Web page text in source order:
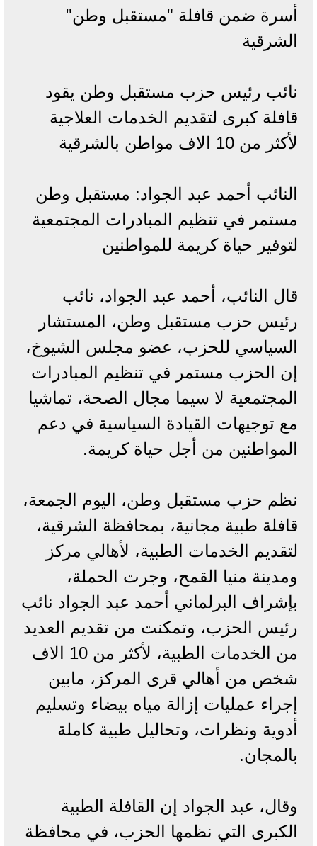
أسرة ضمن قافلة "مستقبل وطن"
الشرقية
نائب رئيس حزب مستقبل وطن يقود
قافلة كبرى لتقديم الخدمات العلاجية
لأكثر من 10 الاف مواطن بالشرقية
النائب أحمد عبد الجواد: مستقبل وطن
مستمر في تنظيم المبادرات المجتمعية
لتوفير حياة كريمة للمواطنين
قال النائب، أحمد عبد الجواد، نائب
رئيس حزب مستقبل وطن، المستشار
السياسي للحزب، عضو مجلس الشيوخ،
إن الحزب مستمر في تنظيم المبادرات
المجتمعية لا سيما مجال الصحة، تماشيا
مع توجيهات القيادة السياسية في دعم
المواطنين من أجل حياة كريمة.
نظم حزب مستقبل وطن، اليوم الجمعة،
قافلة طبية مجانية، بمحافظة الشرقية،
لتقديم الخدمات الطبية، لأهالي مركز
ومدينة منيا القمح، وجرت الحملة،
بإشراف البرلماني أحمد عبد الجواد نائب
رئيس الحزب، وتمكنت من تقديم العديد
من الخدمات الطبية، لأكثر من 10 الاف
شخص من أهالي قرى المركز، مابين
إجراء عمليات إزالة مياه بيضاء وتسليم
أدوية ونظرات، وتحاليل طبية كاملة
بالمجان.
وقال، عبد الجواد إن القافلة الطبية
الكبرى التي نظمها الحزب، في محافظة